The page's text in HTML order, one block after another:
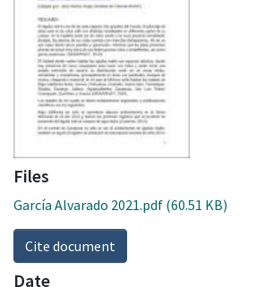
Files
García Alvarado 2021.pdf (60.51 KB)
Cite document
Date